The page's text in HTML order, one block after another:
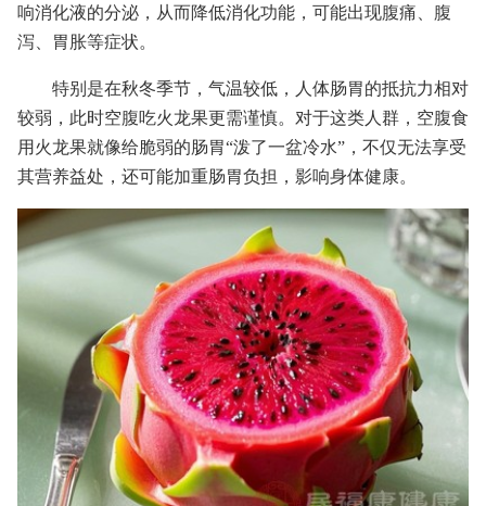
响消化液的分泌，从而降低消化功能，可能出现腹痛、腹
泻、胃胀等症状。
特别是在秋冬季节，气温较低，人体肠胃的抵抗力相对
较弱，此时空腹吃火龙果更需谨慎。对于这类人群，空腹食
用火龙果就像给脆弱的肠胃“泼了一盆冷水”，不仅无法享受
其营养益处，还可能加重肠胃负担，影响身体健康。